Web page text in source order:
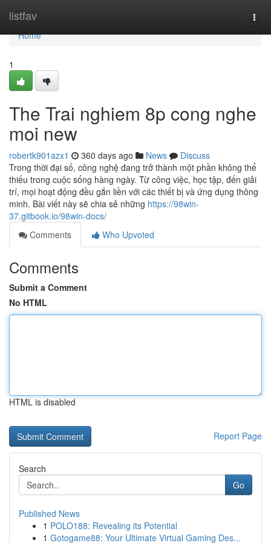
listfav
Home
Home
1
The Trai nghiem 8p cong nghe
moi new
robertk901azx1 360 days ago News
Discuss
Trong thời đại số, công nghệ đang trở thành một phần không thể
thiếu trong cuộc sống hàng ngày. Từ công việc, học tập, đến giải
trí, mọi hoạt động đều gắn liền với các thiết bị và ứng dụng thông
minh. Bài viết này sẽ chia sẻ những https://98win-
37.gitbook.io/98win-docs/
Comments
Who Upvoted
Comments
Submit a Comment
No HTML
HTML is disabled
Report Page
Search
Go
Published News
1 POLO188: Revealing its Potential
1 Gotogame88: Your Ultimate Virtual Gaming Des...